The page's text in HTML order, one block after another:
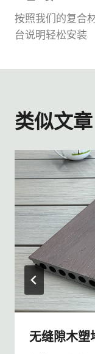
章
按照我们的复合
台说明轻松安装
类似文章
无缝隙木塑